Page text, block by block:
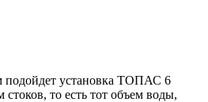
подойдет установка ТОПАС 6
то есть тот объем воды,